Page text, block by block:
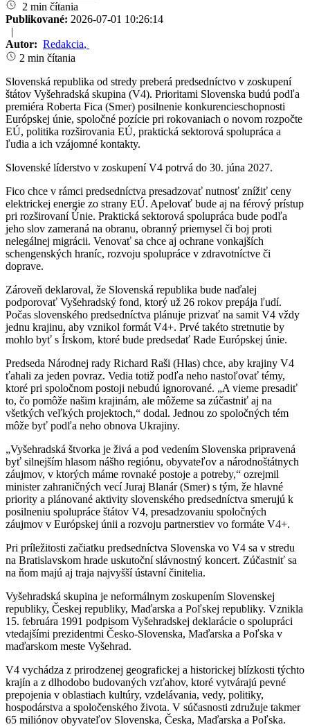
2 min čítania
Publikované: 2026-07-01 10:26:14
|
Autor: Redakcia,
2 min čítania
Slovenská republika od stredy preberá predsedníctvo v zoskupení
štátov Vyšehradská skupina (V4). Prioritami Slovenska budú podľa
premiéra Roberta Fica (Smer) posilnenie konkurencieschopnosti
Európskej únie, spoločné pozície pri rokovaniach o novom rozpočte
EÚ, politika rozširovania EÚ, praktická sektorová spolupráca a
ľudia a ich vzájomné kontakty.
Slovenské líderstvo v zoskupení V4 potrvá do 30. júna 2027.
Fico chce v rámci predsedníctva presadzovať nutnosť znížiť ceny
elektrickej energie zo strany EÚ. Apelovať bude aj na férový prístup
pri rozširovaní Únie. Praktická sektorová spolupráca bude podľa
jeho slov zameraná na obranu, obranný priemysel či boj proti
nelegálnej migrácii. Venovať sa chce aj ochrane vonkajších
schengenských hraníc, rozvoju spolupráce v zdravotníctve či
doprave.
Zároveň deklaroval, že Slovenská republika bude naďalej
podporovať Vyšehradský fond, ktorý už 26 rokov prepája ľudí.
Počas slovenského predsedníctva plánuje prizvať na samit V4 vždy
jednu krajinu, aby vznikol formát V4+. Prvé takéto stretnutie by
mohlo byť s Írskom, ktoré bude predsedať Rade Európskej únie.
Predseda Národnej rady Richard Raši (Hlas) chce, aby krajiny V4
ťahali za jeden povraz. Vedia totiž podľa neho nastoľovať témy,
ktoré pri spoločnom postoji nebudú ignorované. „A vieme presadiť
to, čo pomôže našim krajinám, ale môžeme sa zúčastniť aj na
všetkých veľkých projektoch,“ dodal. Jednou zo spoločných tém
môže byť podľa neho obnova Ukrajiny.
„Vyšehradská štvorka je živá a pod vedením Slovenska pripravená
byť silnejším hlasom nášho regiónu, obyvateľov a národnoštátnych
záujmov, v ktorých máme rovnaké postoje a potreby,“ ozrejmil
minister zahraničných vecí Juraj Blanár (Smer) s tým, že hlavné
priority a plánované aktivity slovenského predsedníctva smerujú k
posilneniu spolupráce štátov V4, presadzovaniu spoločných
záujmov v Európskej únii a rozvoju partnerstiev vo formáte V4+.
Pri príležitosti začiatku predsedníctva Slovenska vo V4 sa v stredu
na Bratislavskom hrade uskutoční slávnostný koncert. Zúčastniť sa
na ňom majú aj traja najvyšší ústavní činitelia.
Vyšehradská skupina je neformálnym zoskupením Slovenskej
republiky, Českej republiky, Maďarska a Poľskej republiky. Vznikla
15. februára 1991 podpisom Vyšehradskej deklarácie o spolupráci
vtedajšími prezidentmi Česko-Slovenska, Maďarska a Poľska v
maďarskom meste Vyšehrad.
V4 vychádza z prirodzenej geografickej a historickej blízkosti týchto
krajín a z dlhodobo budovaných vzťahov, ktoré vytvárajú pevné
prepojenia v oblastiach kultúry, vzdelávania, vedy, politiky,
hospodárstva a spoločenského života. V súčasnosti združuje takmer
65 miliónov obyvateľov Slovenska, Česka, Maďarska a Poľska.